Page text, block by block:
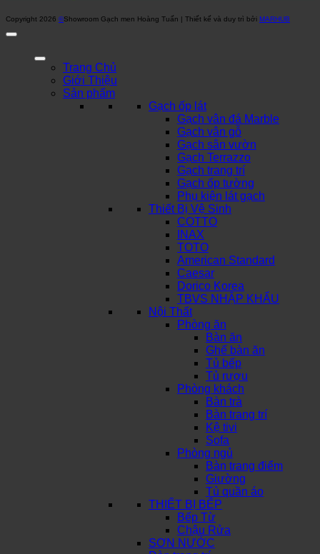
Copyright 2026 ©Showroom Gạch men Hoàng Tuấn | Thiết kế và duy trì bởi MARHUB
Trang Chủ
Giới Thiệu
Sản phẩm
Gạch ốp lát
Gạch vân đá Marble
Gạch vân gỗ
Gạch sân vườn
Gạch Terrazzo
Gạch trang trí
Gạch ốp tường
Phụ kiện lát gạch
Thiết Bị Vệ Sinh
COTTO
INAX
TOTO
American Standard
Caesar
Dorico Korea
TBVS NHẬP KHẨU
Nội Thất
Phòng ăn
Bàn ăn
Ghế bàn ăn
Tủ bếp
Tủ rượu
Phòng khách
Bàn trà
Bàn trang trí
Kệ tivi
Sofa
Phòng ngủ
Bàn trang điểm
Giường
Tủ quần áo
THIẾT BỊ BẾP
Bếp Từ
Chậu Rửa
SƠN NƯỚC